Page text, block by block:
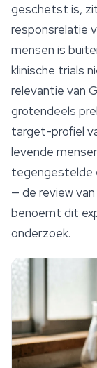
geschetst is,
responsrelatie
mensen is
klinische trials
relevantie van
grotendeels
target-profiel
levende
tegengestelde
— de review
benoemt dit
onderzoek.